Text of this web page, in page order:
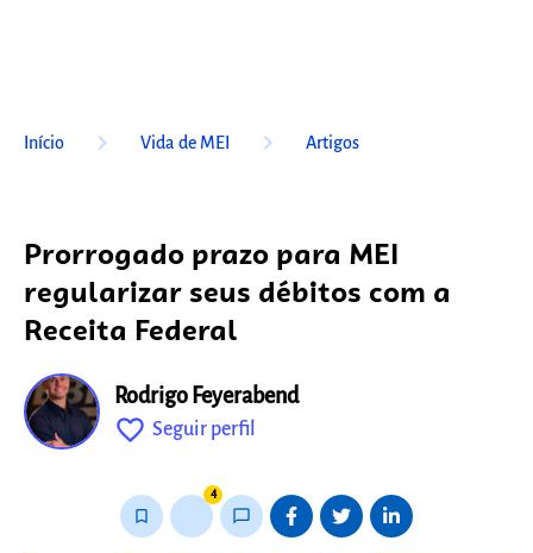
Início keyboard_arrow_right Vida de MEI keyboard_arrow_right Artigos
Prorrogado prazo para MEI
regularizar seus débitos com a
Receita Federal
Rodrigo Feyerabend
favorite_outline Seguir perfil
bookmark_border
4
chat_bubble_outline